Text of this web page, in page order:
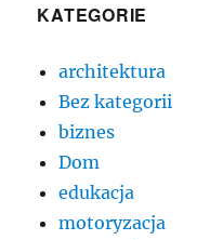
KATEGORIE
architektura
Bez kategorii
biznes
Dom
edukacja
motoryzacja